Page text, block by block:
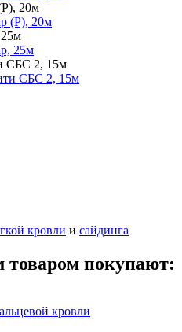
20м
СБС 2, 15м
кровли и сайдинга
товаром покупают:
кровли